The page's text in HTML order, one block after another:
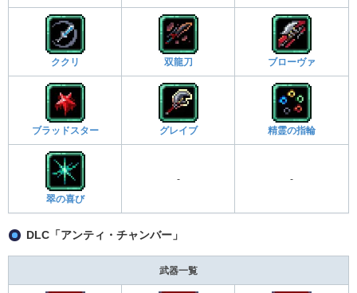
ククリ 双龍刀 ブローヴァ
ブラッドスター グレイブ 精霊の指輪
翠の喜び
- -
DLC「アンティ・チャンバー」
武器一覧